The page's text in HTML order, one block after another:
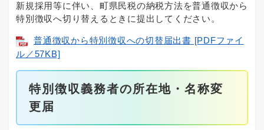
新規採用等に伴い、町県民税の納税方法を普通徴収から
特別徴収へ切り替えるときに提出してください。​
普通徴収から特別徴収への切替届出書 [PDFファイ
ル／57KB]
特別徴収義務者の所在地・名称変
更届